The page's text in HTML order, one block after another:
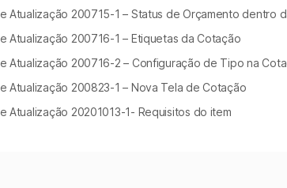
Atualização 200715-1 – Status de Orçamento dentro
Atualização 200716-1 – Etiquetas da Cotação
Atualização 200716-2 – Configuração de Tipo na
Atualização 200823-1 – Nova Tela de Cotação
Atualização 20201013-1- Requisitos do item